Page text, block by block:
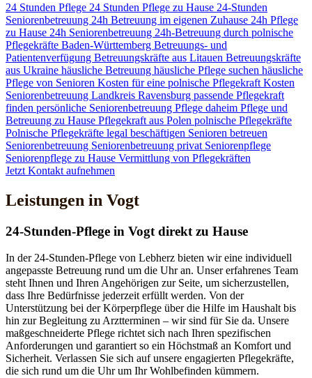
24 Stunden Pflege 24 Stunden Pflege zu Hause 24-Stunden
Seniorenbetreuung 24h Betreuung im eigenen Zuhause 24h Pflege
zu Hause 24h Seniorenbetreuung 24h-Betreuung durch polnische
Pflegekräfte Baden-Württemberg Betreuungs- und
Patientenverfügung Betreuungskräfte aus Litauen Betreuungskräfte
aus Ukraine häusliche Betreuung häusliche Pflege suchen häusliche
Pflege von Senioren Kosten für eine polnische Pflegekraft Kosten
Seniorenbetreuung Landkreis Ravensburg passende Pflegekraft
finden persönliche Seniorenbetreuung Pflege daheim Pflege und
Betreuung zu Hause Pflegekraft aus Polen polnische Pflegekräfte
Polnische Pflegekräfte legal beschäftigen Senioren betreuen
Seniorenbetreuung Seniorenbetreuung privat Seniorenpflege
Seniorenpflege zu Hause Vermittlung von Pflegekräften
Jetzt Kontakt aufnehmen
Leistungen in Vogt
24-Stunden-Pflege in Vogt direkt zu Hause
In der 24-Stunden-Pflege von Lebherz bieten wir eine individuell
angepasste Betreuung rund um die Uhr an. Unser erfahrenes Team
steht Ihnen und Ihren Angehörigen zur Seite, um sicherzustellen,
dass Ihre Bedürfnisse jederzeit erfüllt werden. Von der
Unterstützung bei der Körperpflege über die Hilfe im Haushalt bis
hin zur Begleitung zu Arztterminen – wir sind für Sie da. Unsere
maßgeschneiderte Pflege richtet sich nach Ihren spezifischen
Anforderungen und garantiert so ein Höchstmaß an Komfort und
Sicherheit. Verlassen Sie sich auf unsere engagierten Pflegekräfte,
die sich rund um die Uhr um Ihr Wohlbefinden kümmern.